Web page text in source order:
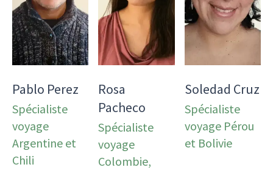
Pablo Perez
Spécialiste
voyage
Argentine et
Chili
Rosa
Pacheco
Spécialiste
voyage
Colombie,
Soledad Cruz
Spécialiste
voyage Pérou
et Bolivie